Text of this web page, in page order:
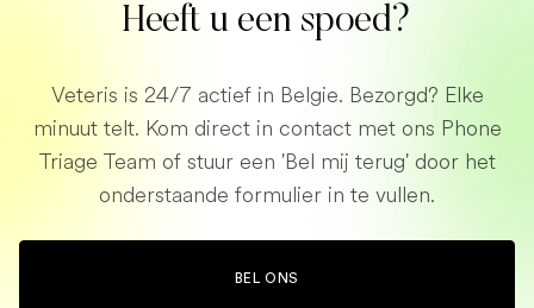
Heeft u een spoed?
Veteris is 24/7 actief in Belgie. Bezorgd? Elke
minuut telt. Kom direct in contact met ons Phone
Triage Team of stuur een 'Bel mij terug' door het
onderstaande formulier in te vullen.
BEL ONS